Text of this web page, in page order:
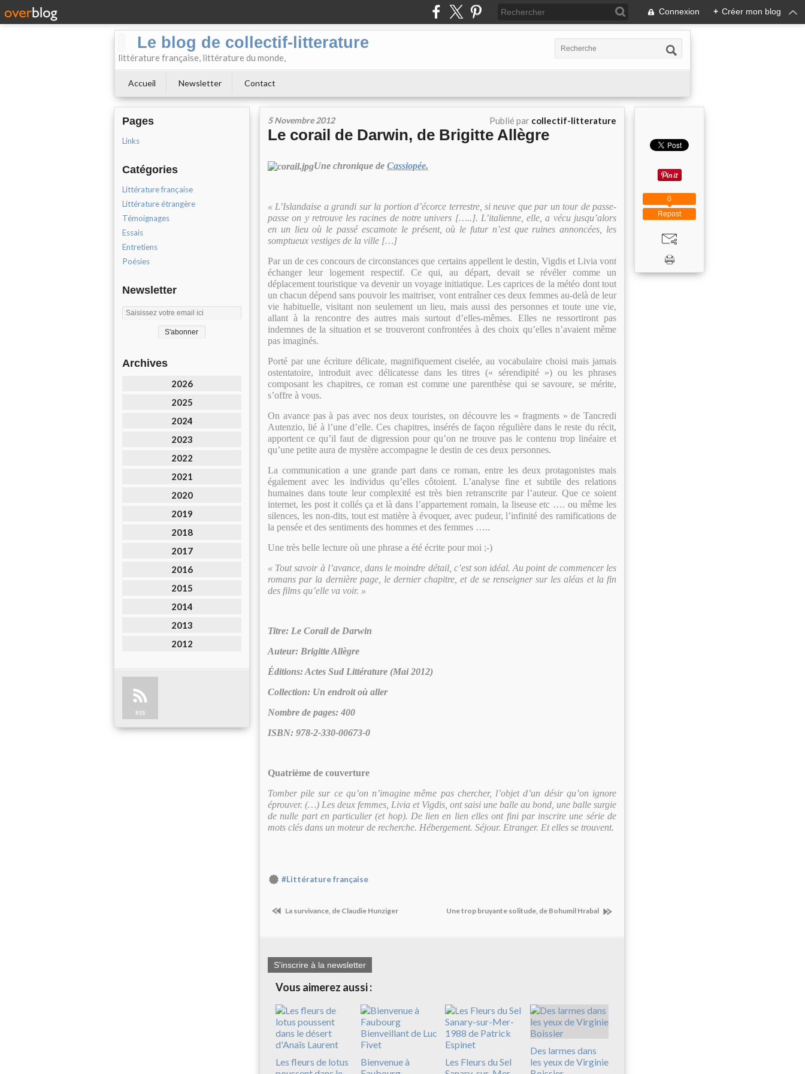
Connexion + Créer mon blog
Le blog de collectif-litterature
littérature française, littérature du monde,
Accueil Newsletter Contact
Pages
Links
Catégories
Littérature française
Littérature étrangère
Témoignages
Essais
Entretiens
Poésies
Newsletter
Archives
2026
2025
2024
2023
2022
2021
2020
2019
2018
2017
2016
2015
2014
2013
2012
RSS
5 Novembre 2012 Publié par collectif-litterature
Le corail de Darwin, de Brigitte Allègre
Une chronique de Cassiopée.
« L’Islandaise a grandi sur la portion d’écorce terrestre, si neuve que par un tour de passe-
passe on y retrouve les racines de notre univers […..]. L’italienne, elle, a vécu jusqu’alors
en un lieu où le passé escamote le présent, où le futur n’est que ruines annoncées, les
somptueux vestiges de la ville […]
Par un de ces concours de circonstances que certains appellent le destin, Vigdis et Livia vont
échanger leur logement respectif. Ce qui, au départ, devait se révéler comme un
déplacement touristique va devenir un voyage initiatique. Les caprices de la météo dont tout
un chacun dépend sans pouvoir les maitriser, vont entraîner ces deux femmes au-delà de leur
vie habituelle, visitant non seulement un lieu, mais aussi des personnes et toute une vie,
allant à la rencontre des autres mais surtout d’elles-mêmes. Elles ne ressortiront pas
indemnes de la situation et se trouveront confrontées à des choix qu’elles n’avaient même
pas imaginés.
Porté par une écriture délicate, magnifiquement ciselée, au vocabulaire choisi mais jamais
ostentatoire, introduit avec délicatesse dans les titres (« sérendipité ») ou les phrases
composant les chapitres, ce roman est comme une parenthèse qui se savoure, se mérite,
s’offre à vous.
On avance pas à pas avec nos deux touristes, on découvre les « fragments » de Tancredi
Autenzio, lié à l’une d’elle. Ces chapitres, insérés de façon régulière dans le reste du récit,
apportent ce qu’il faut de digression pour qu’on ne trouve pas le contenu trop linéaire et
qu’une petite aura de mystère accompagne le destin de ces deux personnes.
La communication a une grande part dans ce roman, entre les deux protagonistes mais
également avec les individus qu’elles côtoient. L’analyse fine et subtile des relations
humaines dans toute leur complexité est très bien retranscrite par l’auteur. Que ce soient
internet, les post it collés ça et là dans l’appartement romain, la liseuse etc …. ou même les
silences, les non-dits, tout est matière à évoquer, avec pudeur, l’infinité des ramifications de
la pensée et des sentiments des hommes et des femmes …..
Une très belle lecture où une phrase a été écrite pour moi ;-)
« Tout savoir à l’avance, dans le moindre détail, c’est son idéal. Au point de commencer les
romans par la dernière page, le dernier chapitre, et de se renseigner sur les aléas et la fin
des films qu’elle va voir. »
Titre: Le Corail de Darwin
Auteur: Brigitte Allègre
Éditions: Actes Sud Littérature (Mai 2012)
Collection: Un endroit où aller
Nombre de pages: 400
ISBN: 978-2-330-00673-0
Quatrième de couverture
Tomber pile sur ce qu’on n’imagine même pas chercher, l’objet d’un désir qu’on ignore
éprouver. (…) Les deux femmes, Livia et Vigdis, ont saisi une balle au bond, une balle surgie
de nulle part en particulier (et hop). De lien en lien elles ont fini par inscrire une série de
mots clés dans un moteur de recherche. Hébergement. Séjour. Etranger. Et elles se trouvent.
#Littérature française
La survivance, de Claudie Hunziger Une trop bruyante solitude, de Bohumil Hrabal
S'inscrire à la newsletter
Vous aimerez aussi :
Les fleurs de lotus
Bienvenue à
Les Fleurs du Sel
Des larmes dans
les yeux de Virginie
Repost
0